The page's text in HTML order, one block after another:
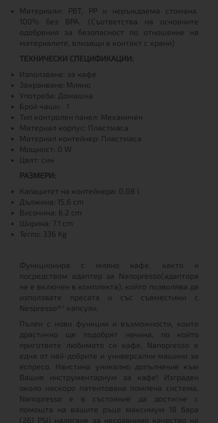
Материали: PBT, PP и неръждаема стомана.
100% без BPA. (Съответства на основните
одобрения за безопасност по отношение на
материалите, влизащи в контакт с храни)
ТЕХНИЧЕСКИ СПЕЦИФИКАЦИИ:
Използване: за кафе
Захранване: Мляно
Употреба: Домашна
Брой чаши:
1
Тип контролен панел: Механичен
Материал корпус: Пластмаса
Материал контейнер: Пластмаса
Мощност: 0 W
Цвят: син
РАЗМЕРИ:
Капацитет на контейнера: 0.08 l
Дължина: 15.6 cm
Височина: 6.2 cm
Ширина: 7.1 cm
Тегло: 336 Kg
Функционира с мляно кафе, както и
посредством адаптер за Nanopresso(адаптора
не е включен в комплекта), който позволява да
използвате пресата и със съвместими с
Nespresso®* капсули.
Пълен с нови функции и възможности, които
драстично ще подобрят начина, по който
приготвяте любимото си кафе, Nanopresso е
една от най-добрите и универсални машини за
еспресо. Наистина уникално допълнение към
Вашия инструментариум за кафе! Изграден
около наскоро патентована помпена система,
Nanopresso е в състояние да достигне с
помощта на вашите ръце максимум 18 бара
(261 PSI) налягане за несравнимо качество на